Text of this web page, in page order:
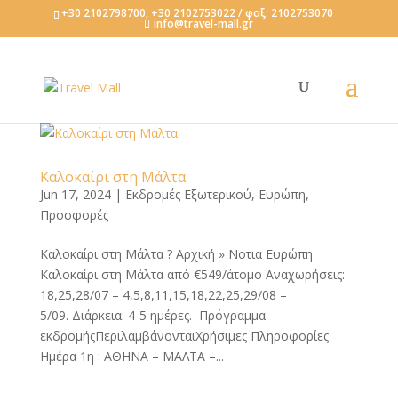
+30 2102798700, +30 2102753022 / φαξ: 2102753070
info@travel-mall.gr
Καλοκαίρι στη Μάλτα
Jun 17, 2024| Εκδρομές Εξωτερικού, Ευρώπη,
Προσφορές
Καλοκαίρι στη Μάλτα ? Αρχική » Νοτια Ευρώπη
Καλοκαίρι στη Μάλτα από €549/άτομο Αναχωρήσεις:
18,25,28/07 – 4,5,8,11,15,18,22,25,29/08 –
5/09. Διάρκεια: 4-5 ημέρες. Πρόγραμμα
εκδρομήςΠεριλαμβάνονταιΧρήσιμες Πληροφορίες
Ημέρα 1η : ΑΘΗΝΑ – ΜΑΛΤΑ –...